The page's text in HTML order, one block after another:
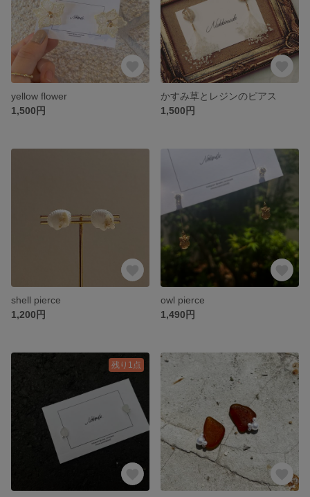
yellow flower
1,500円
かすみ草とレジンのピアス
1,500円
shell pierce
1,200円
owl pierce
1,490円
残り1点